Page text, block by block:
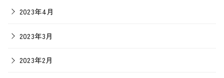
2023年4月
2023年3月
2023年2月